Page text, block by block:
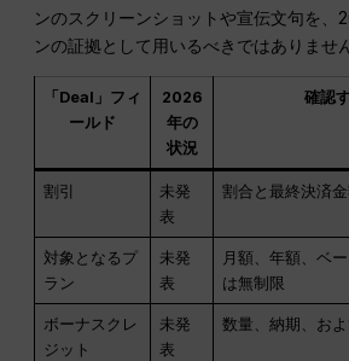
ンのスクリーンショットや宣伝文句を、
ンの証拠として用いるべきではありませ
「Deal」フィ
ールド
2026
年の
状況
確認
割引
未発
表
割合と最終決済
対象となるプ
ラン
未発
表
月額、年額、ベ
は無制限
ボーナスクレ
ジット
未発
表
数量、納期、お